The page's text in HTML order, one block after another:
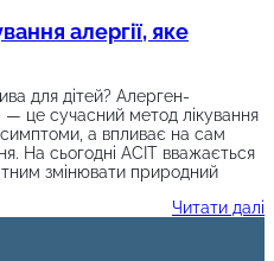
алергії, яке
для дітей? Алерген-
— це сучасний метод лікування
симптоми, а впливає на сам
На сьогодні АСІТ вважається
змінювати природний
Читати далі